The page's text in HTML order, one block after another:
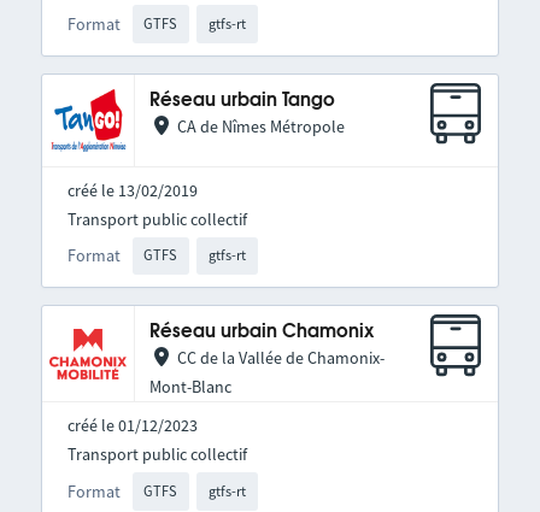
Format GTFS gtfs-rt
Réseau urbain Tango
CA de Nîmes Métropole
créé le 13/02/2019
Format GTFS gtfs-rt
Transport public collectif
Réseau urbain Chamonix
CC de la Vallée de Chamonix-
Mont-Blanc
créé le 01/12/2023
Format GTFS gtfs-rt
Transport public collectif